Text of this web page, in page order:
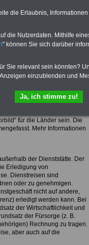
Dienst"
geregelt. Dieses Kapitel
für die Länder sein. Die
Mehr Informationen
der Dienststätte. Der
Erledigung von
Dienstreisen sind
oder zu genehmigen.
nicht auf andere,
erledigt werden kann. Bei
der Wirtschaftlichkeit und
der Fürsorge (z. B.
Rechnung zu tragen.
aber auch auf die
die Erlaubnis,
die Nutzerdaten. Mithilfe
" können Sie sich darüber
Sie relevant sein könnten?
einzublenden und
Ja, ich stimme zu!